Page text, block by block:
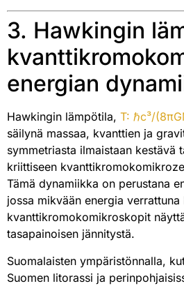
3. Hawkingin
energian
Hawkingin lämpötila, T: ℏc³/
säilynä massaa, kvanttien ja
symmetriasta ilmaistaan kestävä
kriittiseen
Tämä dynamiikka on perustana
jossa mikvään energia
kvanttikromokomikroskopit
tasapainoisen jännitystä.
Suomalaisten ympäristönnalla,
Suomen litorassi ja